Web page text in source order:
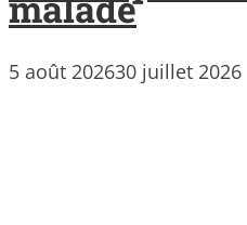
5 août 202630 juillet 2026